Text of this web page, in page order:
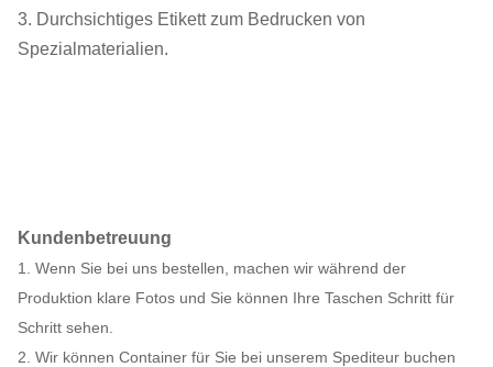
3. Durchsichtiges Etikett zum Bedrucken von
Spezialmaterialien.
Kundenbetreuung
1. Wenn Sie bei uns bestellen, machen wir während der
Produktion klare Fotos und Sie können Ihre Taschen Schritt für
Schritt sehen.
2. Wir können Container für Sie bei unserem Spediteur buchen